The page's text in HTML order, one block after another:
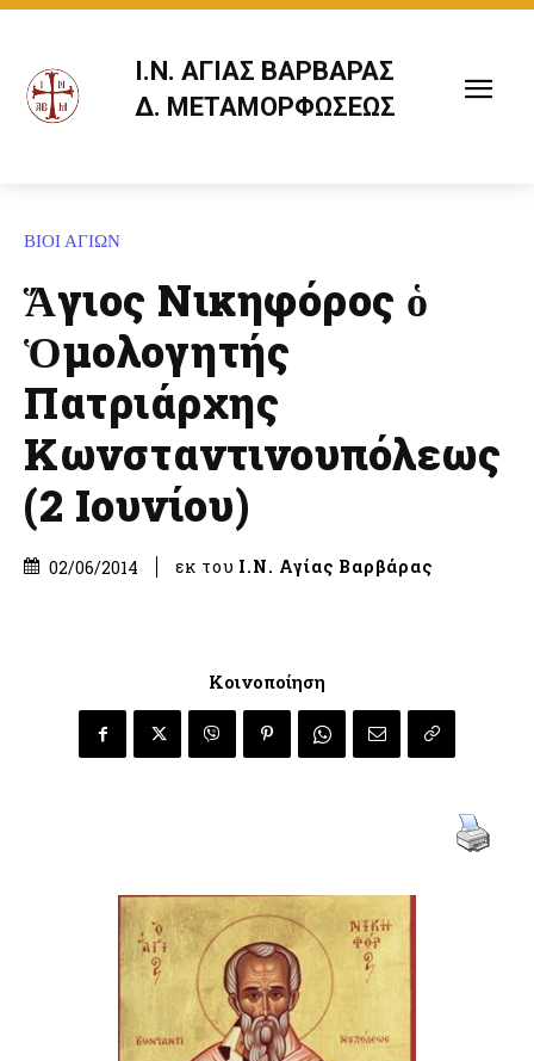
Ι.Ν. ΑΓΙΑΣ ΒΑΡΒΑΡΑΣ
Δ. ΜΕΤΑΜΟΡΦΩΣΕΩΣ
ΒΙΟΙ ΑΓΙΩΝ
Ἅγιος Νικηφόρος ὁ
Ὁμολογητής
Πατριάρχης
Κωνσταντινουπόλεως
(2 Ιουνίου)
02/06/2014 εκ του Ι.Ν. Αγίας Βαρβάρας
Κοινοποίηση